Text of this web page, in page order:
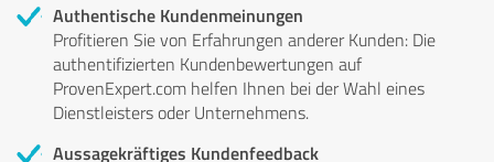
Authentische Kundenmeinungen
Profitieren Sie von Erfahrungen anderer Kunden: Die
authentifizierten Kundenbewertungen auf
ProvenExpert.com helfen Ihnen bei der Wahl eines
Dienstleisters oder Unternehmens.
Aussagekräftiges Kundenfeedback